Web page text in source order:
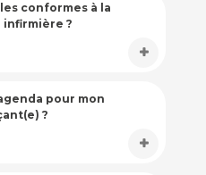
conformes à la
?
pour mon
?